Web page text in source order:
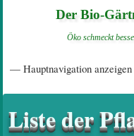
Der Bio-
Öko schmeckt
— Hauptnavigation anzeigen
Liste der